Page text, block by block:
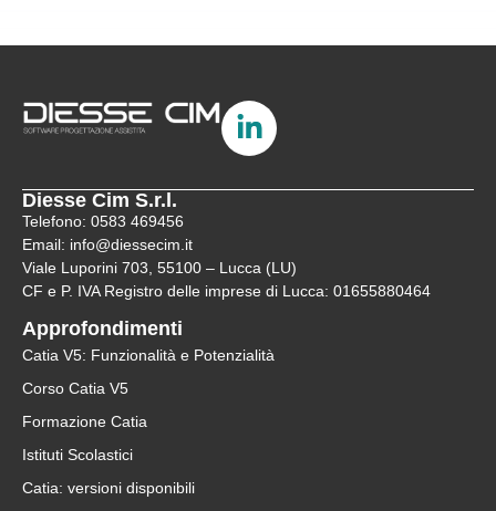
Diesse Cim S.r.l.
Telefono: 0583 469456
Email: info@diessecim.it
Viale Luporini 703, 55100 – Lucca (LU)
CF e P. IVA Registro delle imprese di Lucca: 01655880464
Approfondimenti
Catia V5: Funzionalità e Potenzialità
Corso Catia V5
Formazione Catia
Istituti Scolastici
Catia: versioni disponibili